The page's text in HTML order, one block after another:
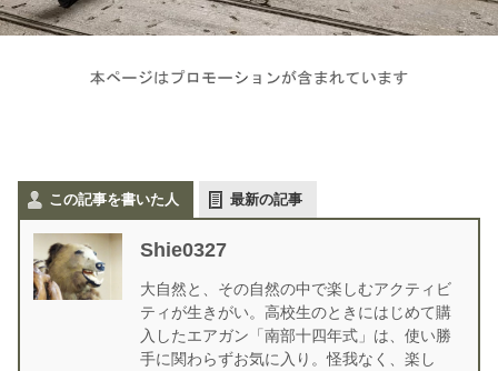
この記事を書いた人 最新の記事
Shie0327
大自然と、その自然の中で楽しむアクティビ
ティが生きがい。高校生のときにはじめて購
入したエアガン「南部十四年式」は、使い勝
手に関わらずお気に入り。怪我なく、楽し